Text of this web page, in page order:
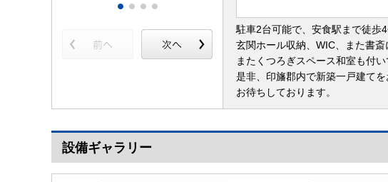
駐車2台可能で、安食駅まで徒歩
玄関ホール収納、WIC、また書斎
またくつろぎスペース和室も付い
是非、印旛郡内で新築一戸建て
お待ちしております。
設備ギャラリー